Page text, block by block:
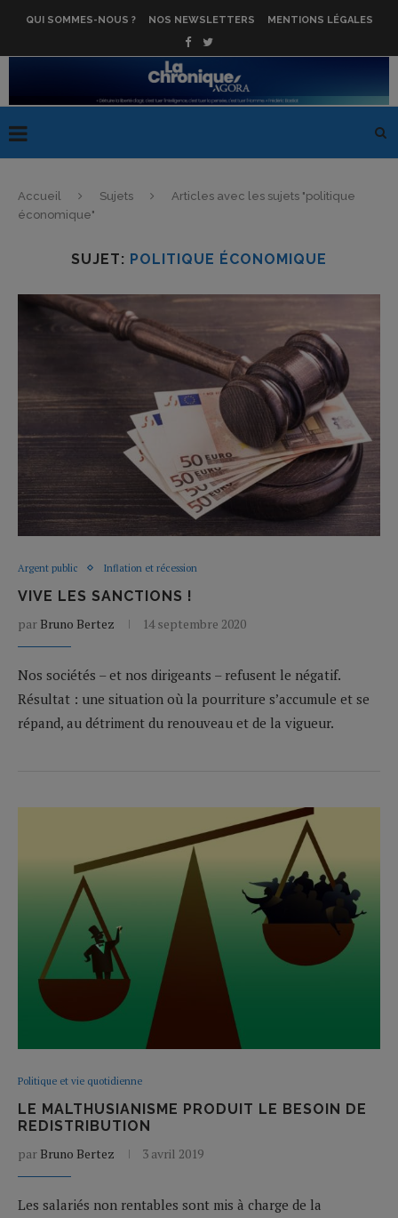
QUI SOMMES-NOUS ? NOS NEWSLETTERS MENTIONS LÉGALES
Accueil Sujets
Articles avec les sujets "politique
économique"
SUJET: POLITIQUE ÉCONOMIQUE
Argent public Inflation et récession
VIVE LES SANCTIONS !
par Bruno Bertez 14 septembre 2020
Nos sociétés – et nos dirigeants – refusent le négatif.
Résultat : une situation où la pourriture s’accumule et se
répand, au détriment du renouveau et de la vigueur.
Politique et vie quotidienne
LE MALTHUSIANISME PRODUIT LE BESOIN DE
REDISTRIBUTION
par Bruno Bertez 3 avril 2019
Les salariés non rentables sont mis à charge de la